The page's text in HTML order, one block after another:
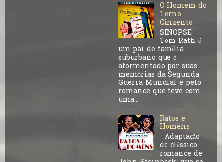
O Homem do
Terno
Cinzento
SINOPSE
Tom Rath é
um pai de família
suburbano que é
atormentado por suas
memórias da Segunda
Guerra Mundial e pelo
romance que teve com
uma...
Ratos e
Homens
Adaptação
do clássico
romance de